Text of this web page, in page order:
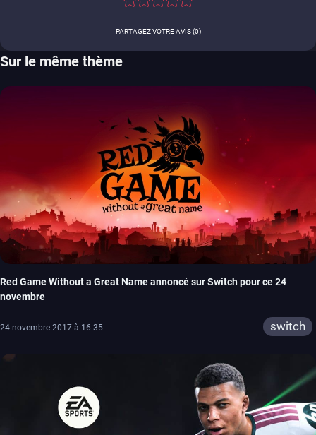
PARTAGEZ VOTRE AVIS (0)
Sur le même thème
Red Game Without a Great Name annoncé sur Switch pour ce 24
novembre
24 novembre 2017 à 16:35 switch